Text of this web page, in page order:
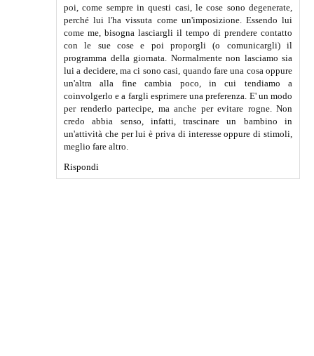
poi, come sempre in questi casi, le cose sono degenerate,
perché lui l'ha vissuta come un'imposizione. Essendo lui
come me, bisogna lasciargli il tempo di prendere contatto
con le sue cose e poi proporgli (o comunicargli) il
programma della giornata. Normalmente non lasciamo sia
lui a decidere, ma ci sono casi, quando fare una cosa oppure
un'altra alla fine cambia poco, in cui tendiamo a
coinvolgerlo e a fargli esprimere una preferenza. E' un modo
per renderlo partecipe, ma anche per evitare rogne. Non
credo abbia senso, infatti, trascinare un bambino in
un'attività che per lui è priva di interesse oppure di stimoli,
meglio fare altro.
Rispondi